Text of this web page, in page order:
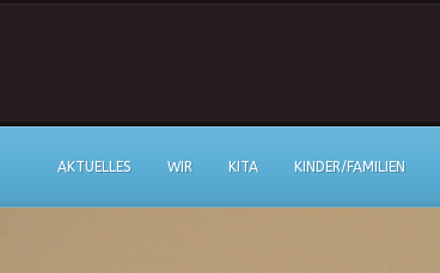
AKTUELLES WIR KITA KINDER/FAMILIEN